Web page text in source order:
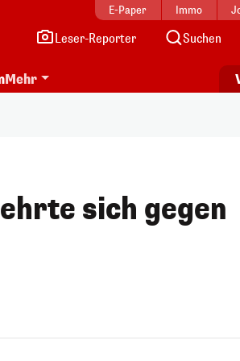
E-Paper Immo
Leser-Reporter Suchen
Mehr
sich gegen